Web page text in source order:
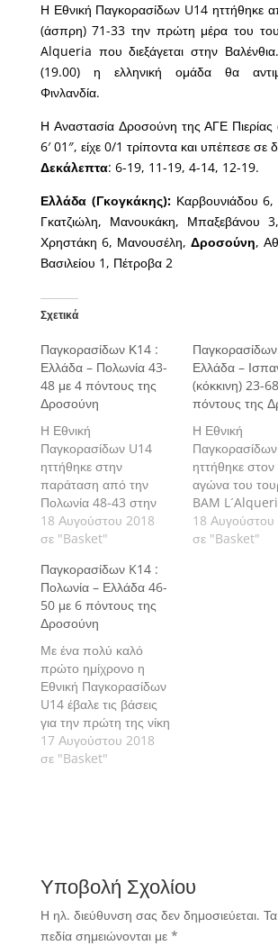
Η Εθνική Παγκορασίδων U14 ηττήθηκε
(άσπρη) 71-33 την πρώτη μέρα του
Alqueria που διεξάγεται στην
(19.00) η ελληνική ομάδα θα
Φινλανδία.
Η Αναστασία Δροσούνη της ΑΓΕ Πιερίας
6′ 01″, είχε 0/1 τρίποντα και υπέπεσε σε
Δεκάλεπτα: 6-19, 11-19, 4-14, 12-19.
Ελλάδα (Γκογκάκης):Καρβουνιάδου
Γκατζιώλη, Μανουκάκη, Μπαξεβάνου
Χρηστάκη 6, Μανουσέλη,Δροσούνη,
Βασιλείου 1, Πέτροβα 2
Σχετικά
Παγκορασίδων Κ14 :
Ελλάδα – Πολωνία 43-
48 με 4 πόντους της
Δροσούνη
Η Εθνική
Παγκορασίδων U14
ηττήθηκε στην
παράταση από την
Πολωνία 48-43 στην
τελευταία μέρα του
τουρνουά BAM L
Βαλένθια και κατέλαβε
την έκτη θέση.
18 Αυγούστου 2018
σε "Basket"
Ελλάδα –
(κόκκινη) 23-
πόντους της
Η Εθνική
ηττήθηκε
αγώνα του
BAM
Βαλένθια 68-
την κόκκινη
18 Αυγούστου
σε "Basket"
Παγκορασίδων K14 :
Πολωνία – Ελλάδα 46-
50 με 6 πόντους της
Δροσούνη
Με ένα πολύ καλό
πρώτο ημίχρονο η
Εθνική Παγκορασίδων
U14 έβαλε τις βάσεις
για την πρώτη της νίκη
στο τουρνουά BAM L
´Alqueria που
17 Αυγούστου 2018
σε "Basket"
Υποβολή Σχολίου
Η ηλ. διεύθυνση σας δεν δημοσιεύεται.
πεδία σημειώνονται με *